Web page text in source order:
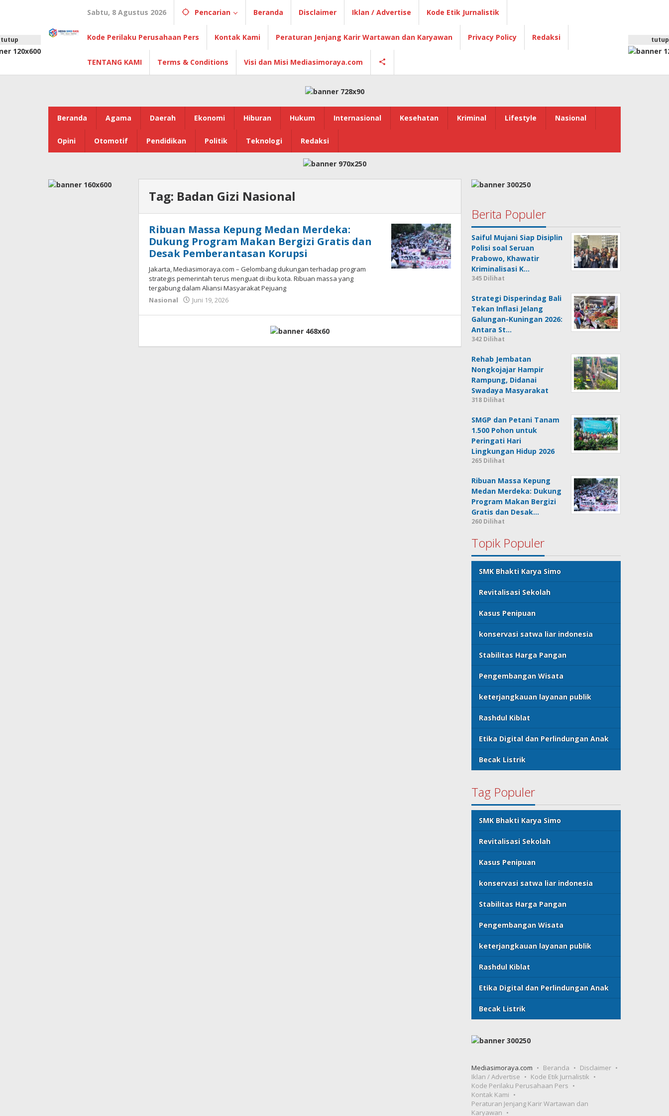
Sabtu, 8 Agustus 2026 Pencarian Beranda Disclaimer Iklan / Advertise Kode Etik Jurnalistik
Kode Perilaku Perusahaan Pers Kontak Kami Peraturan Jenjang Karir Wartawan dan Karyawan Privacy Policy Redaksi
TENTANG KAMI Terms & Conditions Visi dan Misi Mediasimoraya.com
Beranda Agama Daerah Ekonomi Hiburan Hukum Internasional Kesehatan Kriminal Lifestyle Nasional
Opini Otomotif Pendidikan Politik Teknologi Redaksi
tutup tutup
Tag: Badan Gizi Nasional
Ribuan Massa Kepung Medan Merdeka:
Dukung Program Makan Bergizi Gratis dan
Desak Pemberantasan Korupsi
Jakarta, Mediasimoraya.com – Gelombang dukungan terhadap program
strategis pemerintah terus menguat di ibu kota. Ribuan massa yang
tergabung dalam Aliansi Masyarakat Pejuang
Nasional
Juni 19, 2026
Berita Populer
Saiful Mujani Siap Disiplin
Polisi soal Seruan
Prabowo, Khawatir
Kriminalisasi K…
345 Dilihat
Strategi Disperindag Bali
Tekan Inflasi Jelang
Galungan-Kuningan 2026:
Antara St…
342 Dilihat
Rehab Jembatan
Nongkojajar Hampir
Rampung, Didanai
Swadaya Masyarakat
318 Dilihat
SMGP dan Petani Tanam
1.500 Pohon untuk
Peringati Hari
Lingkungan Hidup 2026
265 Dilihat
Ribuan Massa Kepung
Medan Merdeka: Dukung
Program Makan Bergizi
Gratis dan Desak…
260 Dilihat
Topik Populer
SMK Bhakti Karya Simo
Revitalisasi Sekolah
Kasus Penipuan
konservasi satwa liar indonesia
Stabilitas Harga Pangan
Pengembangan Wisata
keterjangkauan layanan publik
Rashdul Kiblat
Etika Digital dan Perlindungan Anak
Becak Listrik
Tag Populer
SMK Bhakti Karya Simo
Revitalisasi Sekolah
Kasus Penipuan
konservasi satwa liar indonesia
Stabilitas Harga Pangan
Pengembangan Wisata
keterjangkauan layanan publik
Rashdul Kiblat
Etika Digital dan Perlindungan Anak
Becak Listrik
Mediasimoraya.com Beranda
Disclaimer
Iklan / Advertise
Kode Etik Jurnalistik
Kode Perilaku Perusahaan Pers
Kontak Kami
Peraturan Jenjang Karir Wartawan dan
Karyawan